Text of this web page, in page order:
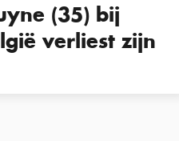
(35) bij
verliest zijn